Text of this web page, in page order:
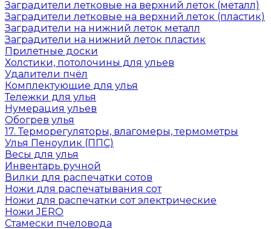
Заградители летковые на верхний леток (металл)
Заградители летковые на верхний леток (пластик)
Заградители на нижний леток металл
Заградители на нижний леток пластик
Прилетные доски
Холстики, потолочины для ульев
Удалители пчёл
Комплектующие для улья
Тележки для улья
Нумерация ульев
Обогрев улья
17. Терморегуляторы, влагомеры, термометры
Улья Пеноулик (ППС)
Весы для улья
Инвентарь ручной
Вилки для распечатки сотов
Ножи для распечатывания сот
Ножи для распечатки сот электрические
Ножи JERO
Стамески пчеловода